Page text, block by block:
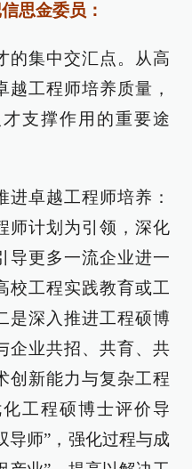
思金委员：
的集中交汇点。从高
工程师培养质量，
支撑作用的重要途
卓越工程师培养：
师计划为引领，深化
导更多一流企业进一
校工程实践教育或工
是深入推进工程硕博
企业共招、共育、共
创新能力与复杂工程
工程硕博士评价导
导师”，强化过程与成